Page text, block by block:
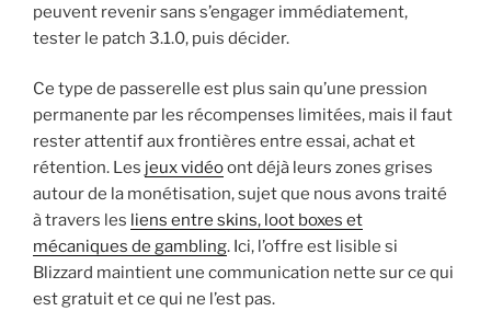
peuvent revenir sans s’engager immédiatement,
tester le patch 3.1.0, puis décider.
Ce type de passerelle est plus sain qu’une pression
permanente par les récompenses limitées, mais il faut
rester attentif aux frontières entre essai, achat et
rétention. Les jeux vidéoont déjà leurs zones grises
autour de la monétisation, sujet que nous avons traité
à travers les liens entre skins, loot boxes et
mécaniques de gambling. Ici, l’offre est lisible si
Blizzard maintient une communication nette sur ce qui
est gratuit et ce qui ne l’est pas.